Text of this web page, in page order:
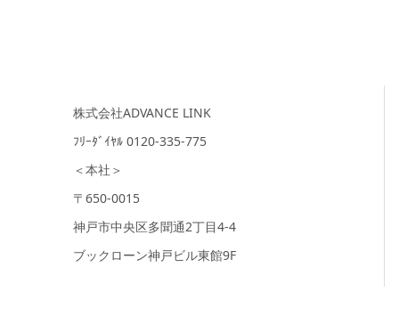
株式会社ADVANCE LINK
ﾌﾘｰﾀﾞｲﾔﾙ 0120-335-775
＜本社＞
〒650-0015
神戸市中央区多聞通2丁目4-4
ブックローン神戸ビル東館9F